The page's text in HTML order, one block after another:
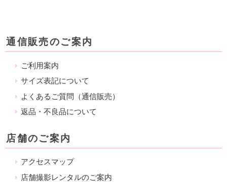
通信販売のご案内
ご利用案内
サイズ表記について
よくあるご質問（通信販売）
返品・不良品について
店舗のご案内
アクセスマップ
店舗撮影レンタルのご案内